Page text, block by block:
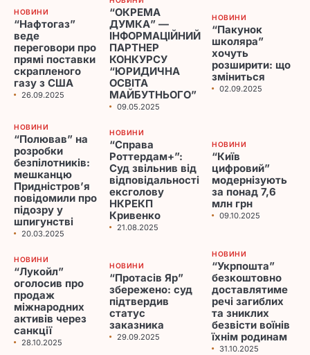
НОВИНИ
“Нафтогаз”
веде
переговори про
прямі поставки
скрапленого
газу з США
26.09.2025
“ОКРЕМА
ДУМКА” —
ІНФОРМАЦІЙНИЙ
ПАРТНЕР
КОНКУРСУ
“ЮРИДИЧНА
ОСВІТА
МАЙБУТНЬОГО”
09.05.2025
НОВИНИ
“Пакунок
школяра”
хочуть
розширити: що
зміниться
02.09.2025
НОВИНИ
“Полював” на
розробки
безпілотників:
мешканцю
Придністров’я
повідомили про
підозру у
шпигунстві
20.03.2025
НОВИНИ
“Справа
Роттердам+”:
Суд звільнив від
відповідальності
ексголову
НКРЕКП
Кривенко
21.08.2025
НОВИНИ
“Київ
цифровий”
модернізують
за понад 7,6
млн грн
09.10.2025
НОВИНИ
“Лукойл”
оголосив про
продаж
міжнародних
активів через
санкції
28.10.2025
НОВИНИ
“Протасів Яр”
збережено: суд
підтвердив
статус
заказника
29.09.2025
НОВИНИ
“Укрпошта”
безкоштовно
доставлятиме
речі загиблих
та зниклих
безвісти воїнів
їхнім родинам
31.10.2025